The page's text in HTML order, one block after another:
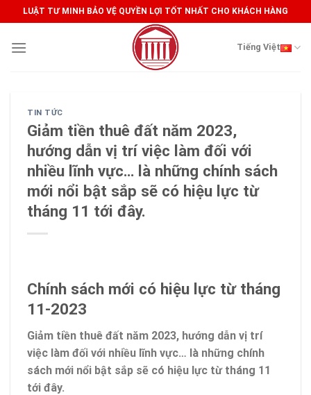
to
content
LUẬT TƯ MINH BẢO VỆ QUYỀN LỢI TỐT NHẤT CHO KHÁCH HÀNG
Tiếng Việt
TIN TỨC
Giảm tiền thuê đất năm 2023,
hướng dẫn vị trí việc làm đối với
nhiều lĩnh vực… là những chính sách
mới nổi bật sắp sẽ có hiệu lực từ
tháng 11 tới đây.
Chính sách mới có hiệu lực từ tháng
11-2023
Giảm tiền thuê đất năm 2023, hướng dẫn vị trí
việc làm đối với nhiều lĩnh vực… là những chính
sách mới nổi bật sắp sẽ có hiệu lực từ tháng 11
tới đây.